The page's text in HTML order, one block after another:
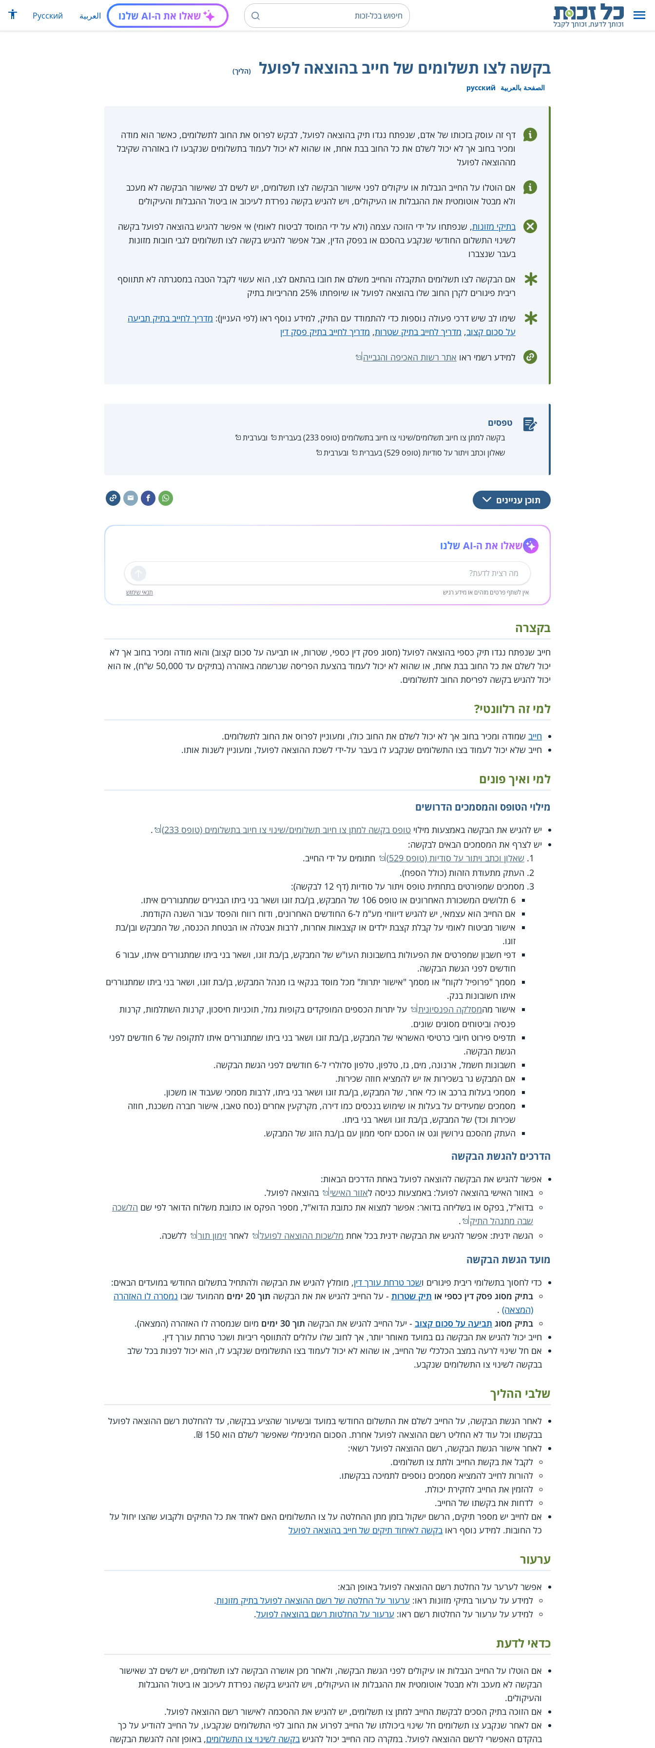
שאלו את ה-AI שלנו العربية Русский
בקשה לצו תשלומים של חייב בהוצאה לפועל
(הליך)
الصفحة بالعربية
русский
דף זה עוסק בזכותו של אדם, שנפתח נגדו תיק בהוצאה לפועל, לבקש לפרוס את החוב לתשלומים, כאשר הוא מודה
ומכיר בחוב אך לא יכול לשלם את כל החוב בבת אחת, או שהוא לא יכול לעמוד בתשלומים שנקבעו לו באזהרה שקיבל
מההוצאה לפועל
אם הוטלו על החייב הגבלות או עיקולים לפני אישור הבקשה לצו תשלומים, יש לשים לב שאישור הבקשה לא מעכב
ולא מבטל אוטומטית את ההגבלות או העיקולים, ויש להגיש בקשה נפרדת לעיכוב או ביטול ההגבלות והעיקולים
בתיקי מזונות, שנפתחו על ידי הזוכה עצמה (ולא על ידי המוסד לביטוח לאומי) אי אפשר להגיש בהוצאה לפועל בקשה
לשינוי התשלום החודשי שנקבע בהסכם או בפסק הדין, אבל אפשר להגיש בקשה לצו תשלומים לגבי חובות מזונות
בעבר שנצברו
אם הבקשה לצו תשלומים התקבלה והחייב משלם את חובו בהתאם לצו, הוא עשוי לקבל הטבה במסגרתה לא תתווסף
ריבית פיגורים לקרן החוב שלו בהוצאה לפועל או שיופחתו 25% מהריביות בתיק
שימו לב שיש דרכי פעולה נוספות כדי להתמודד עם התיק, למידע נוסף ראו (לפי העניין): מדריך לחייב בתיק תביעה
על סכום קצוב, מדריך לחייב בתיק שטרות, מדריך לחייב בתיק פסק דין
למידע רשמי ראו אתר רשות האכיפה והגבייה
טפסים
בקשה למתן צו חיוב תשלומים/שינוי צו חיוב בתשלומים (טופס 233) ב עברית ובערבית
שאלון וכתב ויתור על סודיות (טופס 529) ב
עברית ובערבית
תוכן עניינים
שאלו את ה-AI שלנו
שליחה
אין לשתף פרטים מזהים או מידע רגיש תנאי שימוש
בקצרה
חייב שנפתח נגדו תיק כספי בהוצאה לפועל (מסוג פסק דין כספי, שטרות, או תביעה על סכום קצוב) והוא מודה ומכיר בחוב אך לא
יכול לשלם את כל החוב בבת אחת, או שהוא לא יכול לעמוד בהצעת הפריסה שנרשמה באזהרה (בתיקים עד 50,000 ש"ח), אז הוא
יכול להגיש בקשה לפריסת החוב לתשלומים.
למי זה רלוונטי?
חייב שמודה ומכיר בחוב אך לא יכול לשלם את החוב כולו, ומעוניין לפרוס את החוב לתשלומים.
חייב שלא יכול לעמוד בצו התשלומים שנקבע לו בעבר על-ידי לשכת ההוצאה לפועל, ומעוניין לשנות אותו.
למי ואיך פונים
מילוי הטופס והמסמכים הדרושים
יש להגיש את הבקשה באמצעות מילוי טופס בקשה למתן צו חיוב תשלומים/שינוי צו חיוב בתשלומים (טופס 233)
.
יש לצרף את המסמכים הבאים לבקשה:
שאלון וכתב ויתור על סודיות (טופס 529)
חתומים על ידי החייב.
העתק מתעודת הזהות (כולל הספח).
מסמכים שמפורטים בתחתית טופס ויתור על סודיות (דף 12 לבקשה):
6 תלושים המשכורת האחרונים או טופס 106 של המבקש, בן/בת זוגו ושאר בני ביתו הבגירים שמתגוררים איתו.
אם החייב הוא עצמאי, יש להגיש דיווחי מע"מ ל-6 החודשים האחרונים, ודוח רווח והפסד עבור השנה הקודמת.
אישור מביטוח לאומי על קבלת קצבת ילדים או קצבאות אחרות, לרבות אבטלה או הבטחת הכנסה, של המבקש ובן/בת
זוגו.
דפי חשבון שמפרטים את הפעולות בחשבונות העו"ש של המבקש, בן/בת זוגו, ושאר בני ביתו שמתגוררים איתו, עבור 6
חודשים לפני הגשת הבקשה.
מסמך "פרופיל לקוח" או מסמך "אישור יתרות" מכל מוסד בנקאי בו מנהל המבקש, בן/בת זוגו, ושאר בני ביתו שמתגוררים
איתו חשובונות בנק.
אישור מהמסלקה הפנסיונית
על יתרות הכספים המופקדים בקופות גמל, תוכניות חיסכון, קרנות השתלמות, קרנות
פנסיה וביטוחים מסוגים שונים.
תדפיס פירוט חיובי כרטיסי האשראי של המבקש, בן/בת זוגו ושאר בני ביתו שמתגוררים איתו לתקופה של 6 חודשים לפני
הגשת הבקשה.
חשבונות חשמל, ארנונה, מים, גז, טלפון, טלפון סלולרי ל-6 חודשים לפני הגשת הבקשה.
אם המבקש גר בשכירות אז יש להמציא חוזה שכירות.
מסמכי בעלות ברכב או כלי אחר, של המבקש, בן/בת זוגו ושאר בני ביתו, לרבות מסמכי שעבוד או משכון.
מסמכים שמעידים על בעלות או שימוש בנכסים כמו דירה, מקרקעין אחרים (נסח טאבו, אישור חברה משכנת, חוזה
שכירות וכד) של המבקש, בן/בת זוגו ושאר בני ביתו.
העתק מהסכם גירושין וגט או הסכם יחסי ממון עם בן/בת הזוג של המבקש.
הדרכים להגשת הבקשה
אפשר להגיש את הבקשה להוצאה לפועל באחת הדרכים הבאות:
באזור האישי בהוצאה לפועל: באמצעות כניסה לאזור האישי
בהוצאה לפועל.
בדוא"ל, בפקס או בשליחה בדואר: אפשר למצוא את כתובת הדוא"ל, מספר הפקס או כתובת משלוח הדואר לפי שם הלשכה
שבה מתנהל התיק
.
הגשה ידנית: אפשר להגיש את הבקשה ידנית בכל אחת מלשכות ההוצאה לפועל לאחר זימון תור ללשכה.
מועד הגשת הבקשה
כדי לחסוך בתשלומי ריבית פיגורים ושכר טרחת עורך דין, מומלץ להגיש את הבקשה ולהתחיל בתשלום החודשי במועדים הבאים:
בתיק מסוג פסק דין כספי או תיק שטרות - על החייב להגיש את את הבקשה תוך 20 ימים מהמועד שבו נמסרה לו האזהרה
(המצאה) .
בתיק מסוג תביעה על סכום קצוב - יעל החייב להגיש את הבקשה תוך 30 ימים
מיום שנמסרה לו האזהרה (המצאה).
חייב יכול להגיש את הבקשה גם במועד מאוחר יותר, אך לחוב שלו עלולים להתווסף ריביות ושכר טרחת עורך דין.
אם חל שינוי לרעה במצב הכלכלי של החייב, או שהוא לא יכול לעמוד בצו התשלומים שנקבע לו, הוא יכול לפנות בכל שלב
בבקשה לשינוי צו התשלומים שנקבע.
שלבי ההליך
לאחר הגשת הבקשה, על החייב לשלם את התשלום החודשי במועד ובשיעור שהציע בבקשה, עד להחלטת רשם ההוצאה לפועל
בבקשתו וכל עוד לא החליט רשם ההוצאה לפועל אחרת. הסכום המינימלי שאפשר לשלם הוא 150 ₪.
לאחר אישור הגשת הבקשה, רשם ההוצאה לפועל רשאי:
לקבל את בקשת החייב ולתת צו תשלומים.
להורות לחייב להמציא מסמכים נוספים לתמיכה בבקשתו.
להזמין את החייב לחקירת יכולת.
לדחות את בקשתו של החייב.
אם לחייב יש מספר תיקים, הרשם ישקול בזמן מתן ההחלטה על צו התשלומים האם לאחד את כל התיקים ולקבוע שהצו יחול על
כל החובות. למידע נוסף ראו בקשה לאיחוד תיקים של חייב בהוצאה לפועל
ערעור
אפשר לערער על החלטת רשם ההוצאה לפועל באופן הבא:
למידע על ערעור בתיקי מזונות ראו: ערעור על החלטה של רשם ההוצאה לפועל בתיק מזונות.
למידע על ערעור על החלטות רשם ראו: ערעור על החלטות רשם בהוצאה לפועל.
כדאי לדעת
אם הוטלו על החייב הגבלות או עיקולים לפני הגשת הבקשה, ולאחר מכן אושרה הבקשה לצו תשלומים, יש לשים לב שאישור
הבקשה לא מעכב ולא מבטל אוטומטית את ההגבלות או העיקולים, ויש להגיש בקשה נפרדת לעיכוב או ביטול ההגבלות
והעיקולים.
אם הזוכה בתיק הסכים לבקשת החייב למתן צו תשלומים, יש להגיש את ההסכמה לאישור רשם ההוצאה לפועל.
אם לאחר שנקבע צו תשלומים חל שינוי ביכולתו של החייב לפרוע את החוב לפי התשלומים שנקבעו, על החייב להודיע על כך
בהקדם האפשרי לרשם ההוצאה לפועל. במקרה כזה החייב יכול להגיש בקשה לשינוי צו התשלומים, באופן זהה להגשת הבקשה